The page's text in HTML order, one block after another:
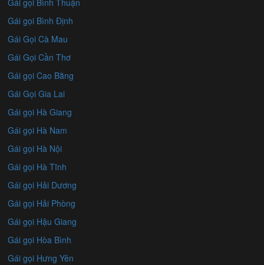
Gái gọi Bình Thuận
Gái gọi Bình Định
Gái Gọi Cà Mau
Gái Gọi Cần Thơ
Gái gọi Cao Bằng
Gái Gọi Gia Lai
Gái gọi Hà Giang
Gái gọi Hà Nam
Gái gọi Hà Nội
Gái gọi Hà Tĩnh
Gái gọi Hải Dương
Gái gọi Hải Phòng
Gái gọi Hậu Giang
Gái gọi Hòa Bình
Gái gọi Hưng Yên